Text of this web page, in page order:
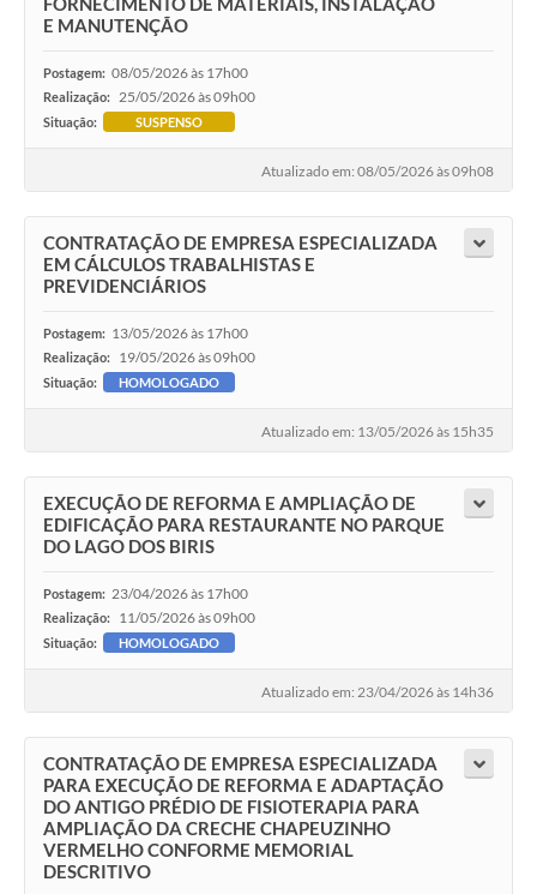
E MANUTENÇÃO
Postagem: 08/05/2026 às 17h00
Realização: 25/05/2026 às 09h00
Situação: SUSPENSO
Atualizado em: 08/05/2026 às 09h08
CONTRATAÇÃO DE EMPRESA ESPECIALIZADA
EM CÁLCULOS TRABALHISTAS E
PREVIDENCIÁRIOS
Postagem: 13/05/2026 às 17h00
Realização: 19/05/2026 às 09h00
Situação: HOMOLOGADO
Atualizado em: 13/05/2026 às 15h35
EXECUÇÃO DE REFORMA E AMPLIAÇÃO DE
EDIFICAÇÃO PARA RESTAURANTE NO PARQUE
DO LAGO DOS BIRIS
Postagem: 23/04/2026 às 17h00
Realização: 11/05/2026 às 09h00
Situação: HOMOLOGADO
Atualizado em: 23/04/2026 às 14h36
CONTRATAÇÃO DE EMPRESA ESPECIALIZADA
PARA EXECUÇÃO DE REFORMA E ADAPTAÇÃO
DO ANTIGO PRÉDIO DE FISIOTERAPIA PARA
AMPLIAÇÃO DA CRECHE CHAPEUZINHO
VERMELHO CONFORME MEMORIAL
DESCRITIVO